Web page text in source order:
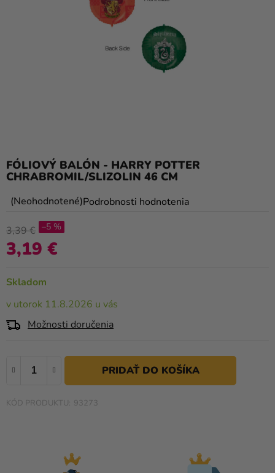
Pečenie
a merch
Sviatky
Kreatívne
Personalizované
produkty
Výpredaj
O
FÓLIOVÝ BALÓN - HARRY POTTER
CHRABROMIL/SLIZOLIN 46 CM
Priemerné
produktu
je
0,0
5
hviezdičiek.
NeohodnotenéPodrobnosti hodnotenia
Skladom
v utorok 11.8.2026 u vás
Možnosti doručenia
3,39 € –5 %
3,19 €
93273